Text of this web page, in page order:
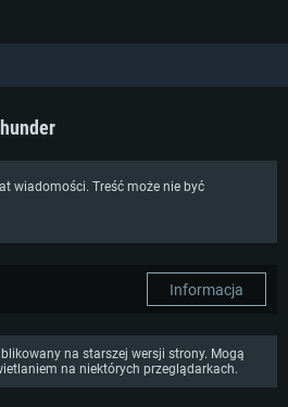
wiadomości. Treść może nie być
Informacja
na starszej wersji strony. Mogą
na niektórych przeglądarkach.